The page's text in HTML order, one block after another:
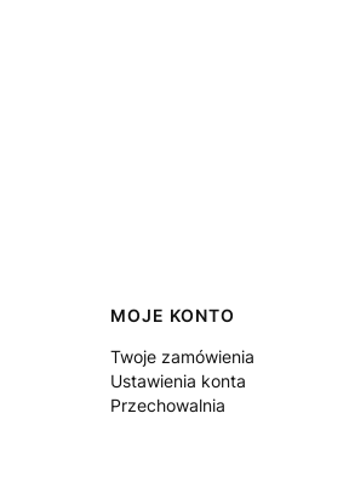
MOJE KONTO
Twoje zamówienia
Ustawienia konta
Przechowalnia